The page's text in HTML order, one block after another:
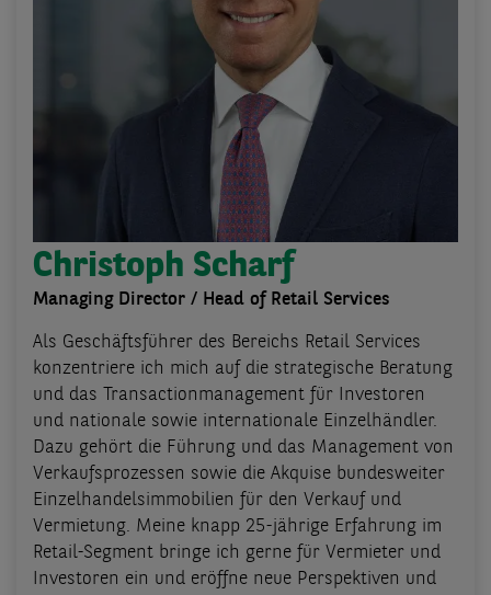
Christoph Scharf
Managing Director / Head of Retail Services
Als Geschäftsführer des Bereichs Retail Services
konzentriere ich mich auf die strategische Beratung
und das Transactionmanagement für Investoren
und nationale sowie internationale Einzelhändler.
Dazu gehört die Führung und das Management von
Verkaufsprozessen sowie die Akquise bundesweiter
Einzelhandelsimmobilien für den Verkauf und
Vermietung. Meine knapp 25-jährige Erfahrung im
Retail-Segment bringe ich gerne für Vermieter und
Investoren ein und eröffne neue Perspektiven und